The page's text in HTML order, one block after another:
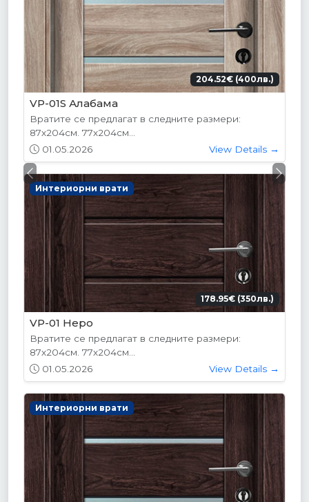
204.52€ (400лв.)
VP-01S Алабама
Вратите се предлагат в следните размери:
87х204см. 77х204см...
01.05.2026
View Details →
Интериорни врати
178.95€ (350лв.)
VP-01 Hepo
Вратите се предлагат в следните размери:
87х204см. 77х204см...
01.05.2026
View Details →
Интериорни врати
Previous Next